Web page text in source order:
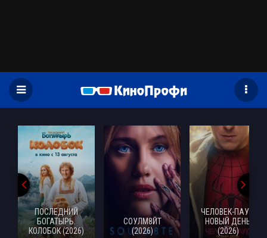
ПОСЛЕДНИЙ
БОГАТЫРЬ.
КОЛОБОК (2026)
СОУЛМ8ЙТ
(2026)
ЧЕЛОВЕК-ПАУК:
НОВЫЙ ДЕНЬ
(2026)